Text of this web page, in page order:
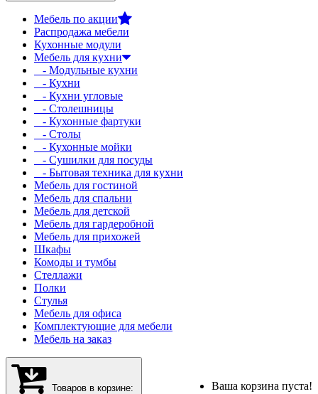
Мебель по акции
Распродажа мебели
Кухонные модули
Мебель для кухни
- Модульные кухни
- Кухни
- Кухни угловые
- Столешницы
- Кухонные фартуки
- Столы
- Кухонные мойки
- Сушилки для посуды
- Бытовая техника для кухни
Мебель для гостиной
Мебель для спальни
Мебель для детской
Мебель для гардеробной
Мебель для прихожей
Шкафы
Комоды и тумбы
Стеллажи
Полки
Стулья
Мебель для офиса
Комплектующие для мебели
Мебель на заказ
Товаров в корзине:
Ваша корзина пуста!